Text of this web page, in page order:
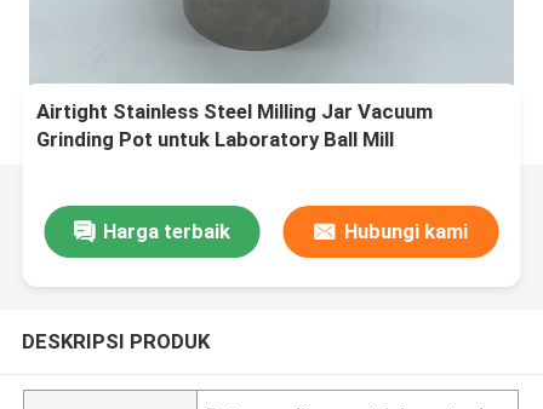
Airtight Stainless Steel Milling Jar Vacuum
Grinding Pot untuk Laboratory Ball Mill
Harga terbaik Hubungi kami
DESKRIPSI PRODUK